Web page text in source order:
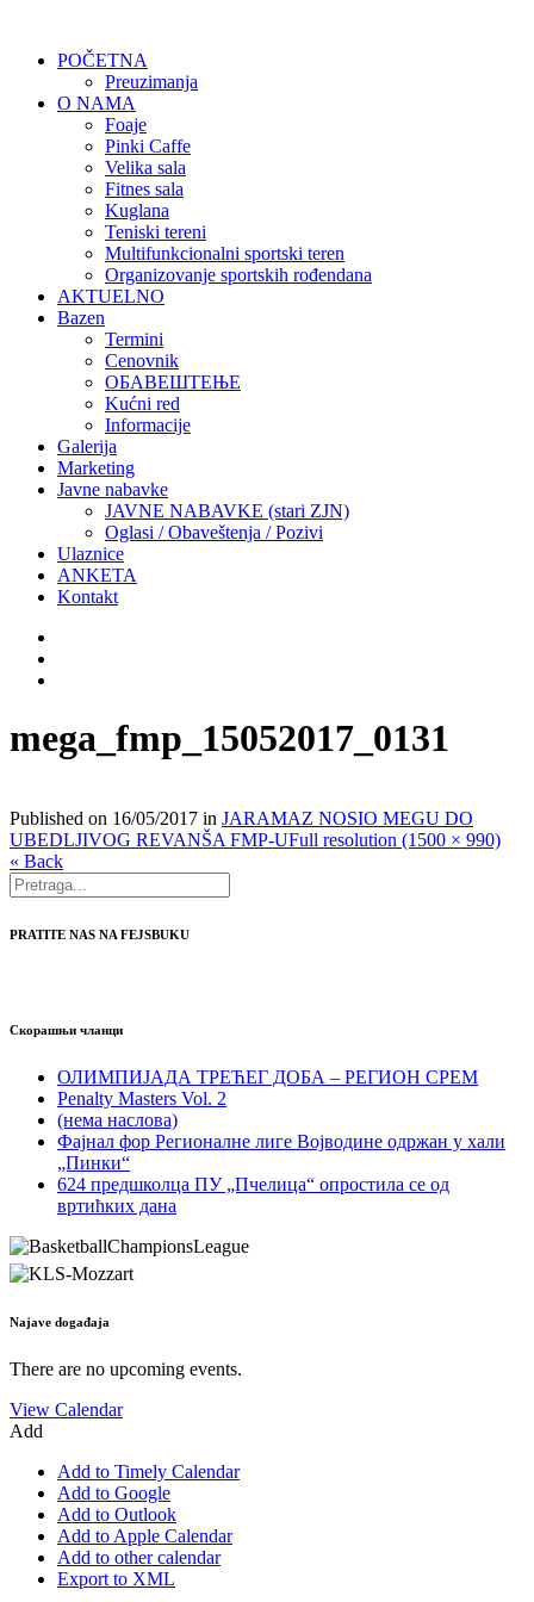
POČETNA
Preuzimanja
O NAMA
Foaje
Pinki Caffe
Velika sala
Fitnes sala
Kuglana
Teniski tereni
Multifunkcionalni sportski teren
Organizovanje sportskih rođendana
AKTUELNO
Bazen
Termini
Cenovnik
ОБАВЕШТЕЊЕ
Kućni red
Informacije
Galerija
Marketing
Javne nabavke
JAVNE NABAVKE (stari ZJN)
Oglasi / Obaveštenja / Pozivi
Ulaznice
ANKETA
Kontakt
mega_fmp_15052017_0131
Published on 16/05/2017 in JARAMAZ NOSIO MEGU DO
UBEDLJIVOG REVANŠA FMP-UFull resolution (1500 × 990)
« Back
PRATITE NAS NA FEJSBUKU
Скорашњи чланци
ОЛИМПИЈАДА ТРЕЋЕГ ДОБА – РЕГИОН СРЕМ
Penalty Masters Vol. 2
(нема наслова)
Фајнал фор Регионалне лиге Војводине одржан у хали
„Пинки“
624 предшколца ПУ „Пчелица“ опростила се од
вртићких дана
Najave događaja
There are no upcoming events.
View Calendar
Add
Add to Timely Calendar
Add to Google
Add to Outlook
Add to Apple Calendar
Add to other calendar
Export to XML